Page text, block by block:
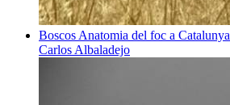
Boscos Anatomia del foc a Catalunya
Carlos Albaladejo